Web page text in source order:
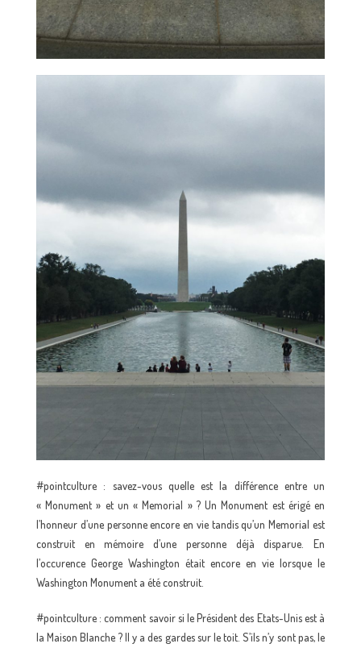
#pointculture : savez-vous quelle est la différence entre un
« Monument » et un « Memorial » ? Un Monument est érigé en
l’honneur d’une personne encore en vie tandis qu’un Memorial est
construit en mémoire d’une personne déjà disparue. En
l’occurence George Washington était encore en vie lorsque le
Washington Monument a été construit.
#pointculture : comment savoir si le Président des Etats-Unis est à
la Maison Blanche ? Il y a des gardes sur le toit. S’ils n’y sont pas, le